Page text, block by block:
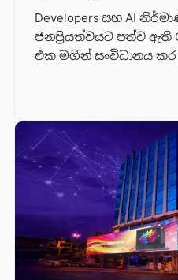
Developers සහ AI
ජනප්‍රියත්වයට පත්ව ඇති
එක මගින් සංවිධානය කර